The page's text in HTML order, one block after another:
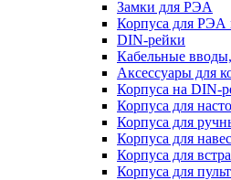
Замки для РЭА
Корпуса для РЭА
DIN-рейки
Кабельные
Аксессуары для
Корпуса на DIN-
Корпуса для
Корпуса для
Корпуса для
Корпуса для
Корпуса для